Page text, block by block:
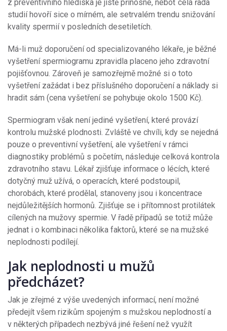
z preventivního hlediska je jistě přínosné, neboť celá řada
studií hovoří sice o mírném, ale setrvalém trendu snižování
kvality spermií v posledních desetiletích.
Má-li muž doporučení od specializovaného lékaře, je běžné
vyšetření spermiogramu zpravidla placeno jeho zdravotní
pojišťovnou. Zároveň je samozřejmě možné si o toto
vyšetření zažádat i bez příslušného doporučení a náklady si
hradit sám (cena vyšetření se pohybuje okolo 1500 Kč).
Spermiogram však není jediné vyšetření, které provází
kontrolu mužské plodnosti. Zvláště ve chvíli, kdy se nejedná
pouze o preventivní vyšetření, ale vyšetření v rámci
diagnostiky problémů s početím, následuje celková kontrola
zdravotního stavu. Lékař zjišťuje informace o lécích, které
dotyčný muž užívá, o operacích, které podstoupil,
chorobách, které prodělal, stanoveny jsou i koncentrace
nejdůležitějších hormonů. Zjišťuje se i přítomnost protilátek
cílených na mužovy spermie. V řadě případů se totiž může
jednat i o kombinaci několika faktorů, které se na mužské
neplodnosti podílejí.
Jak neplodnosti u mužů
předcházet?
Jak je zřejmé z výše uvedených informací, není možné
předejít všem rizikům spojeným s mužskou neplodností a
v některých případech nezbývá jiné řešení než využít